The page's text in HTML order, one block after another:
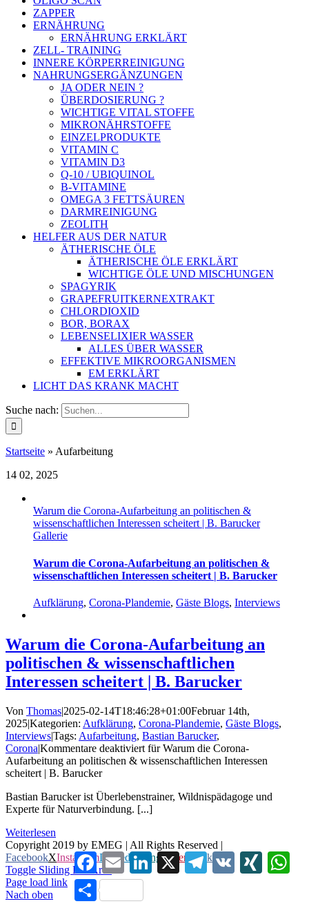
ZAPPER
ERNÄHRUNG
ERNÄHRUNG ERKLÄRT
ZELL- TRAINING
INNERE KÖRPERREINIGUNG
NAHRUNGSERGÄNZUNGEN
JA ODER NEIN ?
ÜBERDOSIERUNG ?
WICHTIGE VITAL STOFFE
MIKRONÄHRSTOFFE
EINZELPRODUKTE
VITAMIN C
VITAMIN D3
Q-10 / UBIQUINOL
B-VITAMINE
OMEGA 3 FETTSÄUREN
DARMREINIGUNG
ZEOLITH
HELFER AUS DER NATUR
ÄTHERISCHE ÖLE
ÄTHERISCHE ÖLE ERKLÄRT
WICHTIGE ÖLE UND MISCHUNGEN
SPAGYRIK
GRAPEFRUITKERNEXTRAKT
CHLORDIOXID
BOR, BORAX
LEBENSELIXIER WASSER
ALLES ÜBER WASSER
EFFEKTIVE MIKROORGANISMEN
EM ERKLÄRT
LICHT DAS KRANK MACHT
Suche nach:
Startseite » Aufarbeitung
14 02, 2025
Warum die Corona-Aufarbeitung an politischen &
wissenschaftlichen Interessen scheitert | B. Barucker
Gallerie
Warum die Corona-Aufarbeitung an politischen &
wissenschaftlichen Interessen scheitert | B. Barucker
Aufklärung, Corona-Plandemie, Gäste Blogs, Interviews
Warum die Corona-Aufarbeitung an
politischen & wissenschaftlichen
Interessen scheitert | B. Barucker
Von Thomas|2025-02-14T18:46:28+01:00Februar 14th,
2025|Kategorien: Aufklärung, Corona-Plandemie, Gäste Blogs,
Interviews|Tags: Aufarbeitung, Bastian Barucker,
Corona|Kommentare deaktiviert für Warum die Corona-
Aufarbeitung an politischen & wissenschaftlichen Interessen
scheitert | B. Barucker
Bastian Barucker ist Überlebenstrainer, Wildnispädagoge und
Experte für Naturverbindung. [...]
Weiterlesen
Copyright 2019 by EMEG | All Rights Reserved |
FacebookXInstagramLinkedInXing PinterestVk
Toggle Sliding Bar Area
Page load link
Facebook
Email LinkedIn
X Telegram
VK XING
Teilen
Nach oben